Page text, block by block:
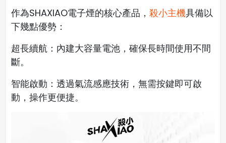
作為SHAXIAO電子煙的核心產品， 殺小主機具備以
下幾點優勢：
超長續航：內建大容量電池，確保長時間使用不間
斷。
智能啟動：透過氣流感應技術，無需按鍵即可啟
動，操作更便捷。